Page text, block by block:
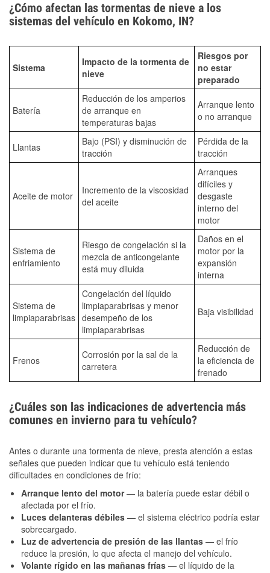
¿Cómo afectan las tormentas de nieve a los
sistemas del vehículo en Kokomo, IN?
Sistema
Impacto de la tormenta de
nieve
Riesgos por
no estar
preparado
Batería
Reducción de los amperios
de arranque en
temperaturas bajas
Arranque lento
o no arranque
Llantas
Bajo (PSI) y disminución de
tracción
Pérdida de la
tracción
Aceite de motor
Incremento de la viscosidad
del aceite
Arranques
difíciles y
desgaste
interno del
motor
Sistema de
enfriamiento
Riesgo de congelación si la
mezcla de anticongelante
está muy diluida
Daños en el
motor por la
expansión
interna
Sistema de
limpiaparabrisas
Congelación del líquido
limpiaparabrisas y menor
desempeño de los
limpiaparabrisas
Baja visibilidad
Frenos
Corrosión por la sal de la
carretera
Reducción de
la eficiencia de
frenado
¿Cuáles son las indicaciones de advertencia más
comunes en invierno para tu vehículo?
Antes o durante una tormenta de nieve, presta atención a estas
señales que pueden indicar que tu vehículo está teniendo
dificultades en condiciones de frío:
Arranque lento del motor— la batería puede estar débil o
afectada por el frío.
Luces delanteras débiles — el sistema eléctrico podría estar
sobrecargado.
Luz de advertencia de presión de las llantas — el frío
reduce la presión, lo que afecta el manejo del vehículo.
Volante rígido en las mañanas frías — el líquido de la